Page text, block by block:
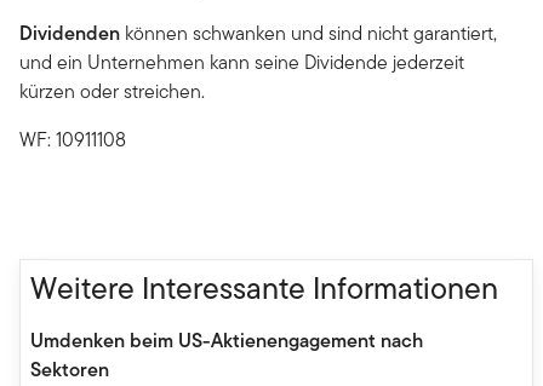
Dividenden können schwanken und sind nicht garantiert,
und ein Unternehmen kann seine Dividende jederzeit
kürzen oder streichen.
WF: 10911108
Weitere Interessante Informationen
Umdenken beim US-Aktienengagement nach
Sektoren